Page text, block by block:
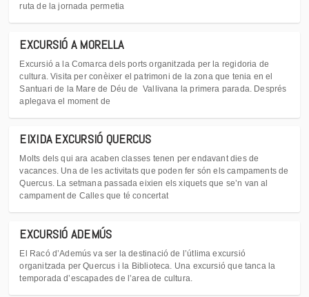
ruta de la jornada permetia
EXCURSIÓ A MORELLA
Excursió a la Comarca dels ports organitzada per la regidoria de
cultura. Visita per conèixer el patrimoni de la zona que tenia en el
Santuari de la Mare de Déu de Vallivana la primera parada. Després
aplegava el moment de
EIXIDA EXCURSIÓ QUERCUS
Molts dels qui ara acaben classes tenen per endavant dies de
vacances. Una de les activitats que poden fer són els campaments de
Quercus. La setmana passada eixien els xiquets que se’n van al
campament de Calles que té concertat
EXCURSIÓ ADEMÚS
El Racó d’Ademús va ser la destinació de l’útlima excursió
organitzada per Quercus i la Biblioteca. Una excursió que tanca la
temporada d’escapades de l’area de cultura.